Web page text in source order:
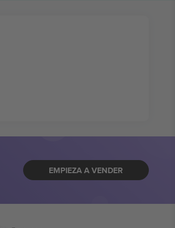
EMPIEZA A VENDER